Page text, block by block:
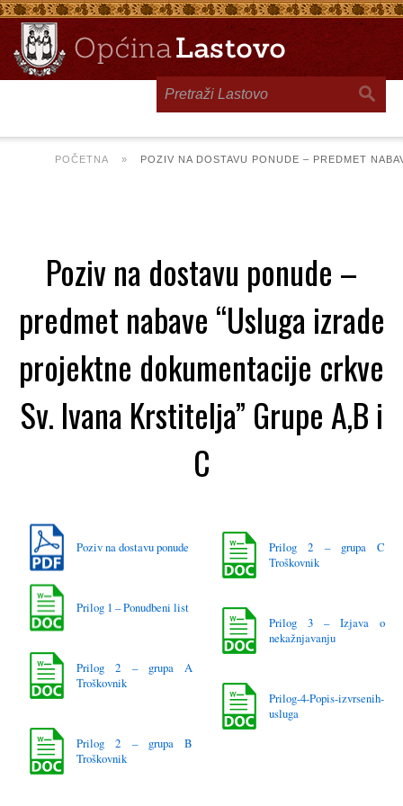
POČETNA » POZIV NA DOSTAVU PONUDE – PREDMET
Poziv na dostavu ponude –
predmet nabave “Usluga izrade
projektne dokumentacije crkve
Sv. Ivana Krstitelja” Grupe A,B i
C
Poziv na dostavu ponude
Prilog 1 – Ponudbeni list
Prilog 2 – grupa A
Troškovnik
Prilog 2 – grupa B
Troškovnik
Prilog 2 – grupa C
Troškovnik
Prilog 3 – Izjava o
nekažnjavanju
Prilog-4-Popis-izvrsenih-
usluga